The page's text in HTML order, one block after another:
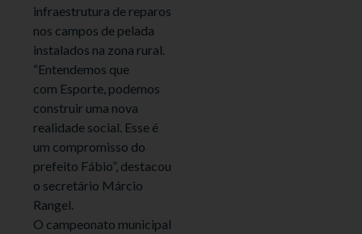
infraestrutura de reparos
nos campos de pelada
instalados na zona rural.
“Entendemos que
com Esporte, podemos
construir uma nova
realidade social. Esse é
um compromisso do
prefeito Fábio”, destacou
o secretário Márcio
Rangel.
O campeonato municipal